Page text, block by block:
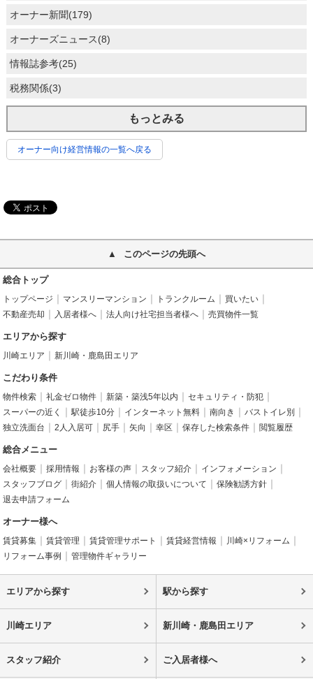
オーナー新聞(179)
オーナーズニュース(8)
情報誌参考(25)
税務関係(3)
もっとみる
オーナー向け経営情報の一覧へ戻る
このページの先頭へ
総合トップ
トップページ マンスリーマンション トランクルーム
買いたい
不動産売却
入居者様へ 法人向け社宅担当者様へ 売買物件一覧
エリアから探す
川崎エリア 新川崎・鹿島田エリア
こだわり条件
物件検索 礼金ゼロ物件 新築・築浅5年以内
セキュリティ・防犯
スーパーの近く
駅徒歩10分 インターネット無料 南向き
バストイレ別
独立洗面台
2人入居可 尻手 矢向 幸区 保存した検索条件 閲覧履歴
総合メニュー
会社概要 採用情報 お客様の声 スタッフ紹介
インフォメーション
スタッフブログ
街紹介 個人情報の取扱いについて
保険勧誘方針
退去申請フォーム
オーナー様へ
賃貸募集 賃貸管理 賃貸管理サポート 賃貸経営情報
川崎×リフォーム
リフォーム事例
管理物件ギャラリー
エリアから探す 駅から探す
川崎エリア 新川崎・鹿島田エリア
スタッフ紹介 ご入居者様へ